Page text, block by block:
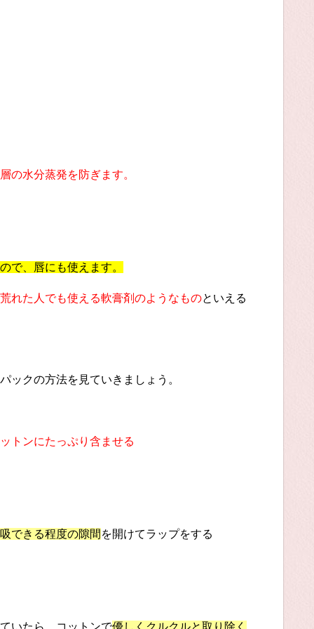
の水分蒸発を防ぎます。
で、唇にも使えます。
れた人でも使える軟膏剤のようなものといえる
ックの方法を見ていきましょう。
トンにたっぷり含ませる
できる程度の隙間 を開けてラップをする